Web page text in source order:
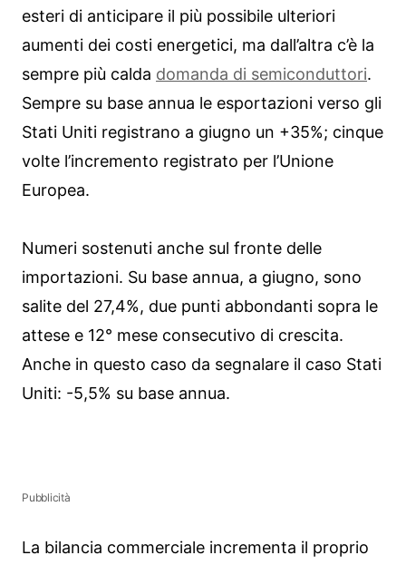
esteri di anticipare il più possibile ulteriori
aumenti dei costi energetici, ma dall’altra c’è la
sempre più calda domanda di semiconduttori.
Sempre su base annua le esportazioni verso gli
Stati Uniti registrano a giugno un +35%; cinque
volte l’incremento registrato per l’Unione
Europea.
Numeri sostenuti anche sul fronte delle
importazioni. Su base annua, a giugno, sono
salite del 27,4%, due punti abbondanti sopra le
attese e 12° mese consecutivo di crescita.
Anche in questo caso da segnalare il caso Stati
Uniti: -5,5% su base annua.
Pubblicità
La bilancia commerciale incrementa il proprio